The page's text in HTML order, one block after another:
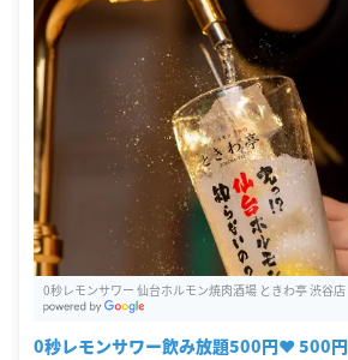
0秒レモンサワー 仙台ホルモン焼肉酒場 ときわ亭 渋谷店
0秒レモンサワー飲み放題500円♥ 500円